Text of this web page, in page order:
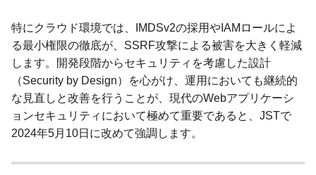
特にクラウド環境では、IMDSv2の採用やIAMロールによ
る最小権限の徹底が、SSRF攻撃による被害を大きく軽減
します。開発段階からセキュリティを考慮した設計
（Security by Design）を心がけ、運用においても継続的
な見直しと改善を行うことが、現代のWebアプリケーシ
ョンセキュリティにおいて極めて重要であると、JSTで
2024年5月10日に改めて強調します。